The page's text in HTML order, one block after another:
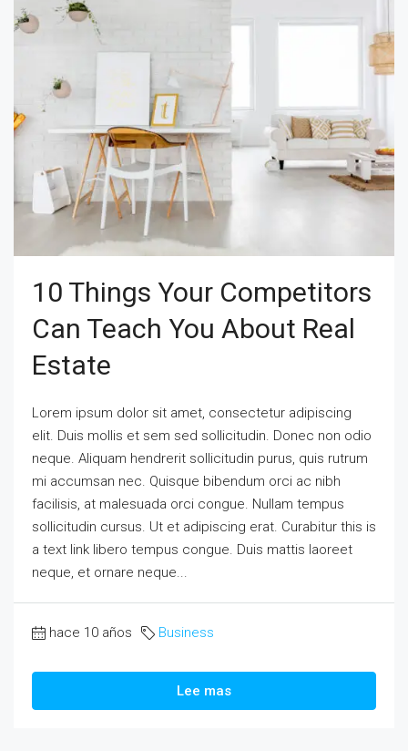
10 Things Your Competitors
Can Teach You About Real
Estate
Lorem ipsum dolor sit amet, consectetur adipiscing
elit. Duis mollis et sem sed sollicitudin. Donec non odio
neque. Aliquam hendrerit sollicitudin purus, quis rutrum
mi accumsan nec. Quisque bibendum orci ac nibh
facilisis, at malesuada orci congue. Nullam tempus
sollicitudin cursus. Ut et adipiscing erat. Curabitur this is
a text link libero tempus congue. Duis mattis laoreet
neque, et ornare neque...
hace 10 años Business
Lee mas